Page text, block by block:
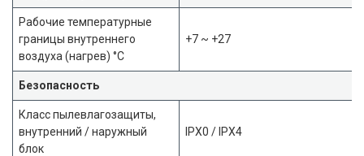
Рабочие температурные
границы внутреннего
воздуха (нагрев) °C
+7 ~ +27
Безопасность
Класс пылевлагозащиты,
внутренний / наружный
блок
IPX0 / IPX4